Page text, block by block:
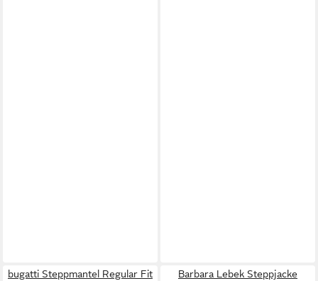
bugatti Steppmantel Regular Fit
Barbara Lebek Steppjacke